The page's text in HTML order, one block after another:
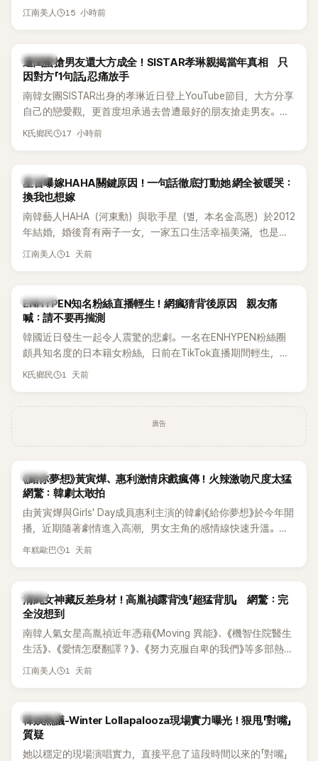
行動。不過，A並未停止發聲，持續透過社群平台公開爆料，反
的錄音內容，而A也首度承認自己過去曾是SHINee、NCT等偶
像團體的「站姐」，事件持續延燒。
江南美人 15 小時前
K-POP
遭閨蜜搶男友還大方成全！SISTAR孝琳親揭當年真相 只
因對方「1句話」忍痛放手
南韓女團SISTAR出身的孝琳近日登上YouTube節目，大方分享
自己的戀愛觀，更首度坦承過去曾遭最好的朋友搶走男友。她
表示，當時選擇瀟灑放手，但如果同樣的事情現在再發生，「我
K氏鄉民 17 小時前
韓星
星首曝嫁HAHA關鍵原因！一句話徹底打動她 網全被暖哭：
換我也想嫁
南韓藝人HAHA（河東勳）與歌手星（별，本名金高恩）於2012
年結婚，婚後育有兩子一女，一家五口生活幸福美滿，也是韓
國演藝圈公認的模範夫妻。近日，星首度公開當年決定嫁給
江南美人 1 天前
K-POP
ENHYPEN知名粉絲直播輕生！網瘋猜背後原因 親友痛
喊：請不要再揣測
韓國近日發生一起令人震驚的悲劇。一名在ENHYPEN粉絲圈
頗具知名度的日本籍女粉絲，日前在TikTok直播期間輕生，最
終不幸身亡，消息曝光後震驚韓網，也讓不少粉絲湧入社群平
K氏鄉民 1 天前
廣告
韓劇
《給你夢想》黃寅燁、惠利激情床戲瘋傳！火辣激吻尺度太猛
網驚：韓劇太敢拍
由黃寅燁與Girls' Day成員惠利主演的韓劇《給你夢想》於今年開
播，近期隨著劇情進入高潮，男女主角的感情線快速升溫。最
新播出的第8集不僅上演火辣吻戲，更接連出現床戲橋段，讓
年糕歐巴 1 天前
韓星
清純女神藏反差身材！高胤禎露背洩「超猛背肌」 網驚：完
全沒想到
南韓人氣女星高胤禎近年憑藉《Moving 異能》、《機智住院醫生
生活》、《愛情怎麼翻譯？》、《努力克服自卑的我們》等多部熱門
作品，躍升為韓劇新一代女神代表，不僅演技備受肯定，精緻
細身材下的超狂背肌與肩膀線條，反差感十足，讓不少網友看
傻直呼：「原來她身材這麼猛！」
江南美人 1 天前
熱議討論
韓娛熱議-Winter Lollapalooza現場實力曝光！狠甩「對嘴」
質疑
她以穩定的現場演唱實力，直接平息了這段時間以來的「對嘴」